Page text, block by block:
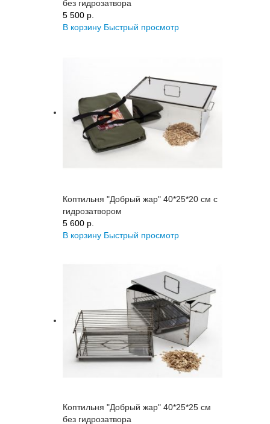
без гидрозатвора
5 500 p.
В корзину Быстрый просмотр
Коптильня "Добрый жар" 40*25*20 см с
гидрозатвором
5 600 p.
В корзину Быстрый просмотр
Коптильня "Добрый жар" 40*25*25 см
без гидрозатвора